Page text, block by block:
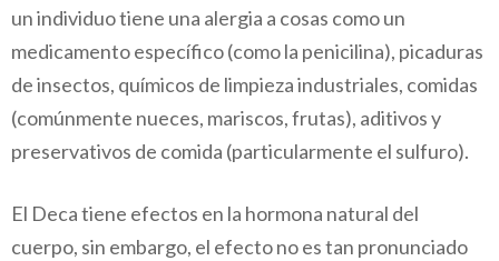
un individuo tiene una alergia a cosas como un
medicamento específico (como la penicilina), picaduras
de insectos, químicos de limpieza industriales, comidas
(comúnmente nueces, mariscos, frutas), aditivos y
preservativos de comida (particularmente el sulfuro).
El Deca tiene efectos en la hormona natural del
cuerpo, sin embargo, el efecto no es tan pronunciado